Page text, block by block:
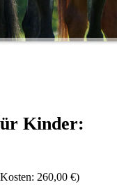
Kinder:
260,00 €)